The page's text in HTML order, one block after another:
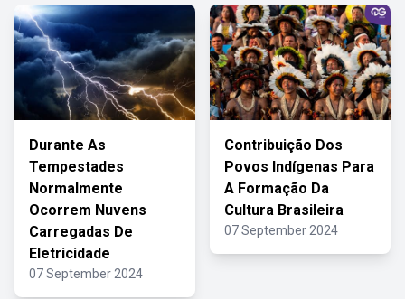
Durante As
Tempestades
Normalmente
Ocorrem Nuvens
Carregadas De
Eletricidade
07 September 2024
Contribuição Dos
Povos Indígenas Para
A Formação Da
Cultura Brasileira
07 September 2024